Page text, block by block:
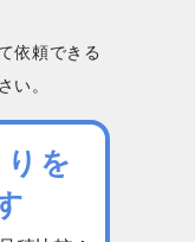
依頼できる
い。
を